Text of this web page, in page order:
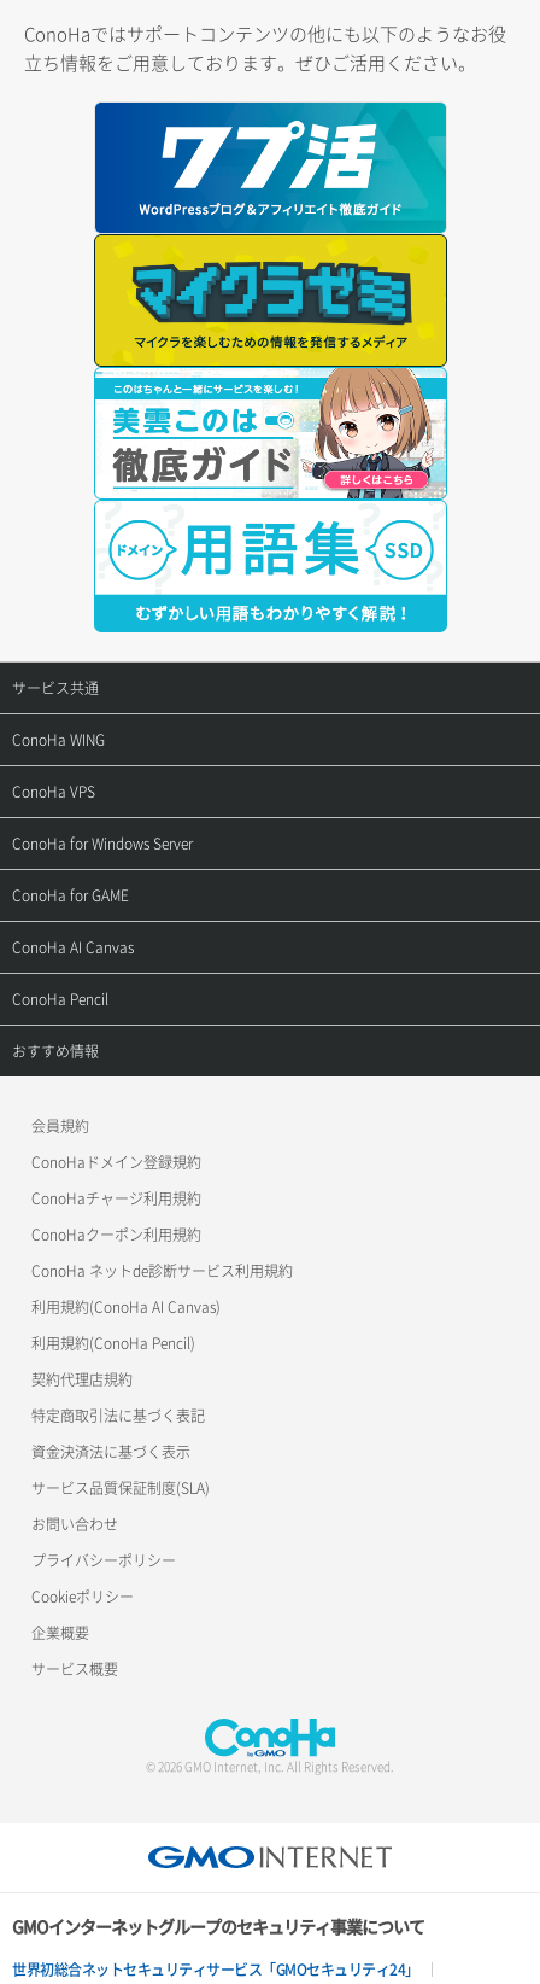
ConoHaではサポートコンテンツの他にも以下のようなお役
立ち情報をご用意しております。ぜひご活用ください。
サービス共通
サポートトップ
ご契約・お支払い
用語集
お問い合わせ
ConoHa WING
サポートトップ
ご利用ガイド
お乗り換えガイド
よくある質問
ConoHa VPS
サポートトップ
ご利用ガイド
APIドキュメントVPS2.0
APIドキュメントVPS3.0
ConoHa for Windows Server
サポートトップ
ご利用ガイド
APIドキュメントVPS2.0
APIドキュメントVPS3.0
ConoHa for GAME
サポートトップ
ご利用ガイド
ConoHa AI Canvas
サポートトップ
ご利用ガイド
ConoHa Pencil
サポートトップ
おすすめ情報
美雲このは徹底ガイド
会員規約
ConoHaドメイン登録規約
ConoHaチャージ利用規約
ConoHaクーポン利用規約
ConoHa ネットde診断サービス利用規約
利用規約(ConoHa AI Canvas)
利用規約(ConoHa Pencil)
契約代理店規約
特定商取引法に基づく表記
資金決済法に基づく表示
サービス品質保証制度(SLA)
お問い合わせ
プライバシーポリシー
Cookieポリシー
企業概要
サービス概要
© 2026 GMO Internet, Inc. All Rights Reserved.
GMOインターネットグループのセキュリティ事業について
世界初総合ネットセキュリティサービス「GMOセキュリティ24」